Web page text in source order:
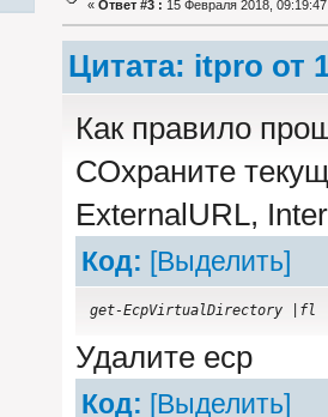
« Ответ #3 : 15 Февраля 2018,
Цитата: itpro от
Как правило
СОхраните
ExternalURL,
Код: [Выделить]
get-EcpVirtualDirectory |fl
Удалите ecp
Код: [Выделить]